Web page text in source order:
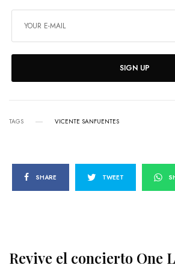
SIGN UP
TAGS VICENTE SANFUENTES
SHARE TWEET
Revive el concierto One